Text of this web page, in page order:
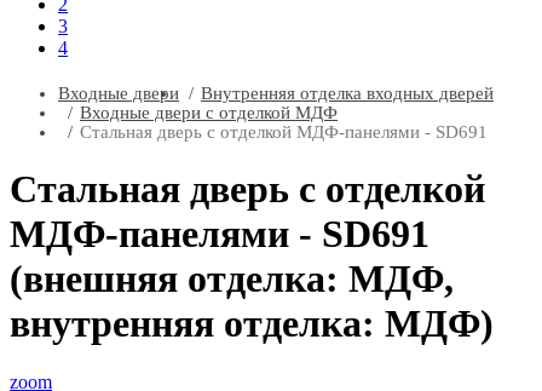
3
4
Входные двери
Внутренняя отделка входных дверей
Входные двери с отделкой МДФ
Стальная дверь с отделкой МДФ-панелями - SD691
Стальная дверь с отделкой
МДФ-панелями - SD691
(внешняя отделка: МДФ,
внутренняя отделка: МДФ)
zoom